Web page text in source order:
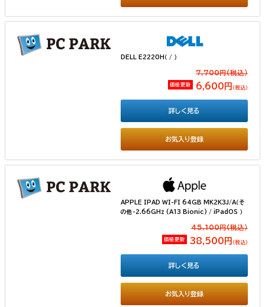
DELL E2220H（ / ）
7,700円(税込）
価格更新 6,600円 （税込）
お気入り登録
詳しく見る
APPLE IPAD WI-FI 64GB MK2K3J/A（そ
の他-2.66GHz (A13 Bionic) / iPadOS ）
45,100円(税込）
価格更新 38,500円 （税込）
お気入り登録
詳しく見る